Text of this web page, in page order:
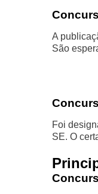
A
São
Foi
SE. O